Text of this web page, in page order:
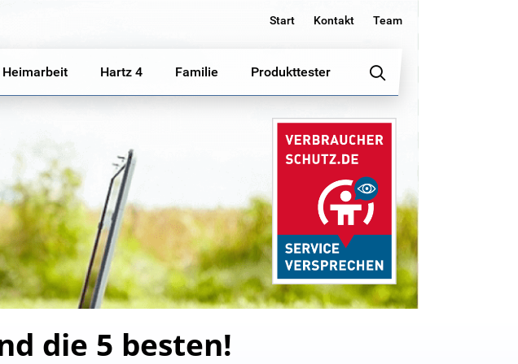
Start Kontakt Team
Heimarbeit Hartz 4 Familie Produkttester
die 5 besten!